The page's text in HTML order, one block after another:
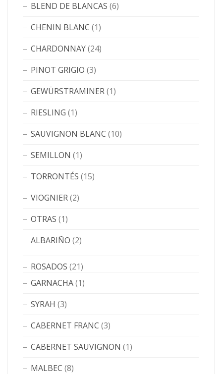
BLEND DE BLANCAS (6)
CHENIN BLANC (1)
CHARDONNAY(24)
PINOT GRIGIO (3)
GEWÜRSTRAMINER(1)
RIESLING (1)
SAUVIGNON BLANC (10)
SEMILLON (1)
TORRONTÉS (15)
VIOGNIER(2)
OTRAS (1)
ALBARIÑO (2)
ROSADOS (21)
GARNACHA(1)
SYRAH (3)
CABERNET FRANC (3)
CABERNET SAUVIGNON (1)
MALBEC (8)